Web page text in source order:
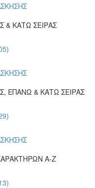
& ΚΑΤΩ ΣΕΙΡΑΣ
ΕΠΑΝΩ & ΚΑΤΩ ΣΕΙΡΑΣ
Α-Ζ